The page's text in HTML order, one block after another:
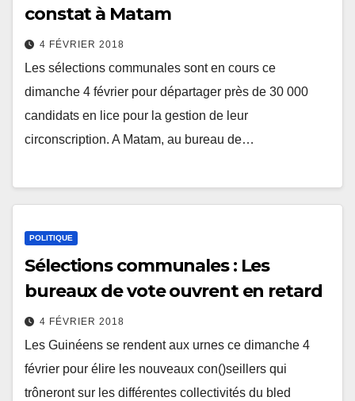
constat à Matam
4 FÉVRIER 2018
Les sélections communales sont en cours ce
dimanche 4 février pour départager près de 30 000
candidats en lice pour la gestion de leur
circonscription. A Matam, au bureau de…
POLITIQUE
Sélections communales : Les
bureaux de vote ouvrent en retard
4 FÉVRIER 2018
Les Guinéens se rendent aux urnes ce dimanche 4
février pour élire les nouveaux con()seillers qui
trôneront sur les différentes collectivités du bled